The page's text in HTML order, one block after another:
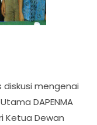
diskusi mengenai
DAPENMA
Ketua Dewan